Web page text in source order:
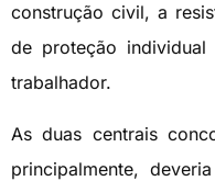
construção civil, a
de proteção
trabalhador.
As duas centrais
principalmente,